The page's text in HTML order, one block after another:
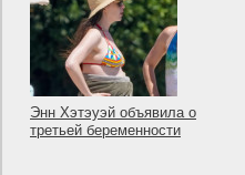
Энн Хэтэуэй объявила о
третьей беременности